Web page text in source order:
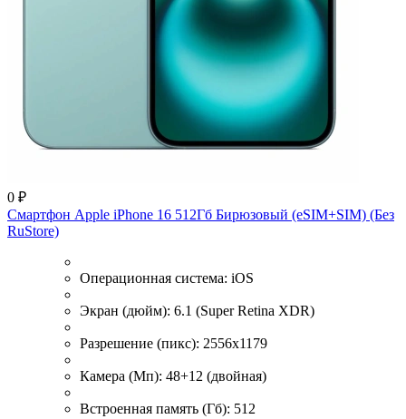
0 ₽
Смартфон Apple iPhone 16 512Гб Бирюзовый (eSIM+SIM) (Без
RuStore)
Операционная система: iOS
Экран (дюйм): 6.1 (Super Retina XDR)
Разрешение (пикс): 2556x1179
Камера (Мп): 48+12 (двойная)
Встроенная память (Гб): 512